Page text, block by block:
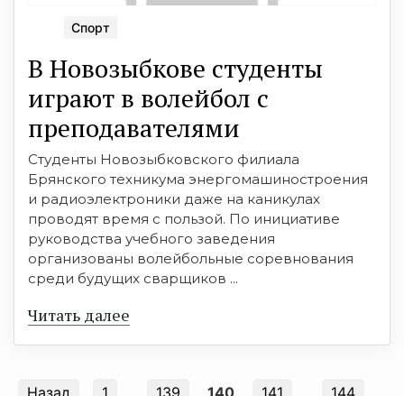
Спорт
В Новозыбкове студенты
играют в волейбол с
преподавателями
Студенты Новозыбковского филиала
Брянского техникума энергомашиностроения
и радиоэлектроники даже на каникулах
проводят время с пользой. По инициативе
руководства учебного заведения
организованы волейбольные соревнования
среди будущих сварщиков ...
Читать далее